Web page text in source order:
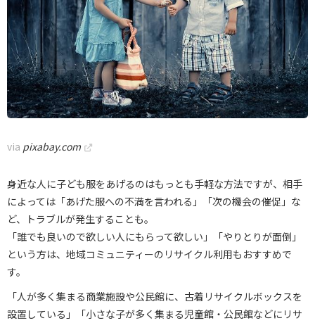
via pixabay.com
身近な人に子ども服をあげるのはもっとも手軽な方法ですが、相手
によっては「あげた服への不満を言われる」「次の機会の催促」な
ど、トラブルが発生することも。
「誰でも良いので欲しい人にもらって欲しい」「やりとりが面倒」
という方は、地域コミュニティーのリサイクル利用もおすすめで
す。
「人が多く集まる商業施設や公民館に、古着リサイクルボックスを
設置している」「小さな子が多く集まる児童館・公民館などにリサ